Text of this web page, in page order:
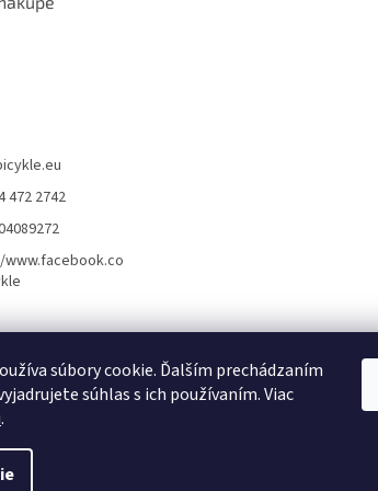
súbory cookie. Ďalším prechádzaním
súhlas s ich používaním. Viac
.
472 2742